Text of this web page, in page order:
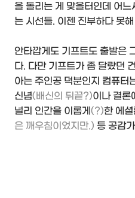
을 돌리는 게 맞을터인데 어
는 시선들. 이젠 진부하다 못
안타깝게도 기프트도 출발은
다. 다만 기프트가 좀 달랐던
아는 주인공 덕분인지 컴퓨터
신념(배신의 뒤끝?)이나 결론
널리 인간을 이롭게 (?)한 에
은 깨우침이었지만.) 등 공감